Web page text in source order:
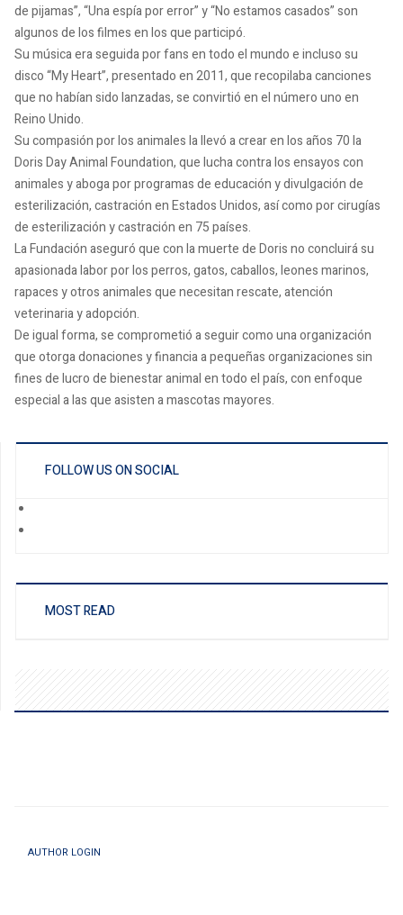
de pijamas”, “Una espía por error” y “No estamos casados” son
algunos de los filmes en los que participó.
Su música era seguida por fans en todo el mundo e incluso su
disco “My Heart”, presentado en 2011, que recopilaba canciones
que no habían sido lanzadas, se convirtió en el número uno en
Reino Unido.
Su compasión por los animales la llevó a crear en los años 70 la
Doris Day Animal Foundation, que lucha contra los ensayos con
animales y aboga por programas de educación y divulgación de
esterilización, castración en Estados Unidos, así como por cirugías
de esterilización y castración en 75 países.
La Fundación aseguró que con la muerte de Doris no concluirá su
apasionada labor por los perros, gatos, caballos, leones marinos,
rapaces y otros animales que necesitan rescate, atención
veterinaria y adopción.
De igual forma, se comprometió a seguir como una organización
que otorga donaciones y financia a pequeñas organizaciones sin
fines de lucro de bienestar animal en todo el país, con enfoque
especial a las que asisten a mascotas mayores.
FOLLOW US ON SOCIAL
MOST READ
AUTHOR LOGIN